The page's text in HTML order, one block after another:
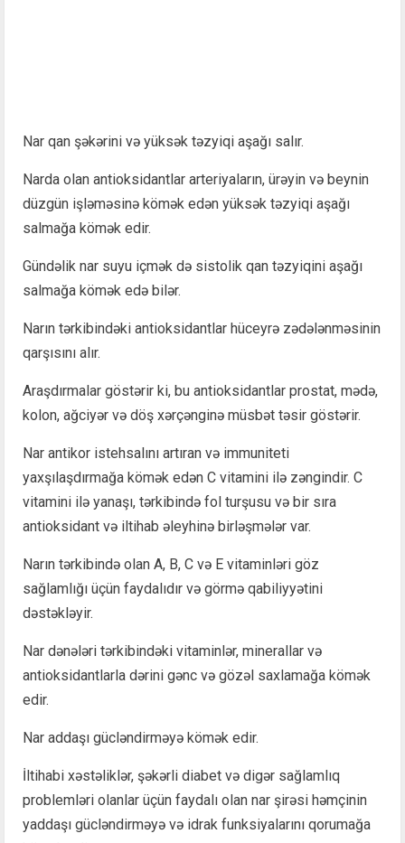
Nar qan şəkərini və yüksək təzyiqi aşağı salır.
Narda olan antioksidantlar arteriyaların, ürəyin və beynin
düzgün işləməsinə kömək edən yüksək təzyiqi aşağı
salmağa kömək edir.
Gündəlik nar suyu içmək də sistolik qan təzyiqini aşağı
salmağa kömək edə bilər.
Narın tərkibindəki antioksidantlar hüceyrə zədələnməsinin
qarşısını alır.
Araşdırmalar göstərir ki, bu antioksidantlar prostat, mədə,
kolon, ağciyər və döş xərçənginə müsbət təsir göstərir.
Nar antikor istehsalını artıran və immuniteti
yaxşılaşdırmağa kömək edən C vitamini ilə zəngindir. C
vitamini ilə yanaşı, tərkibində fol turşusu və bir sıra
antioksidant və iltihab əleyhinə birləşmələr var.
Narın tərkibində olan A, B, C və E vitaminləri göz
sağlamlığı üçün faydalıdır və görmə qabiliyyətini
dəstəkləyir.
Nar dənələri tərkibindəki vitaminlər, minerallar və
antioksidantlarla dərini gənc və gözəl saxlamağa kömək
edir.
Nar addaşı gücləndirməyə kömək edir.
İltihabi xəstəliklər, şəkərli diabet və digər sağlamlıq
problemləri olanlar üçün faydalı olan nar şirəsi həmçinin
yaddaşı gücləndirməyə və idrak funksiyalarını qorumağa